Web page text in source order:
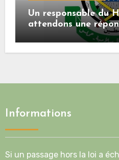
Un responsable du
attendons une
Mladenov
route de la
Informations
Si un passage hors la loi a